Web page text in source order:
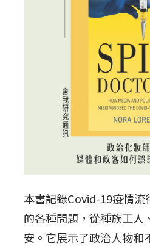
本書記錄Covid-19疫情流
的各種問題，從種族工人
安。它展示了政治人物和